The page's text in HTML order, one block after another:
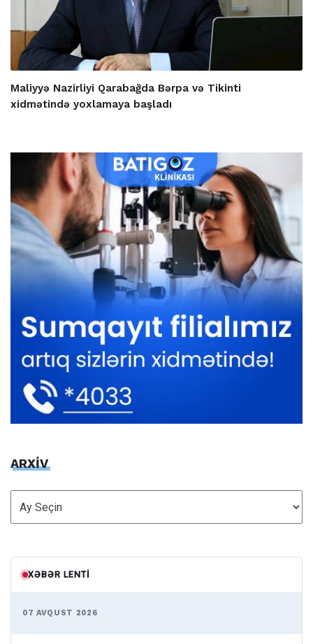
Maliyyə Nazirliyi Qarabağda Bərpa və Tikinti
xidmətində yoxlamaya başladı
ARXİV
ARXİV
XƏBƏR LENTI
07 AVQUST 2026